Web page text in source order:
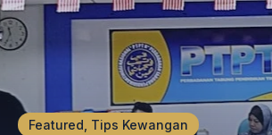
Featured, Tips Kewangan